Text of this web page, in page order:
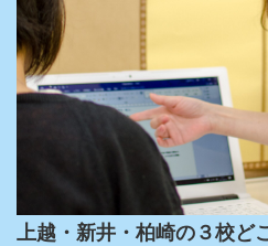
上越・新井・柏崎の３校